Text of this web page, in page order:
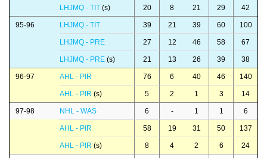
LHJMQ - TIT (s) 20 8 21 29 42
95-96 LHJMQ - TIT 39 21 39 60 100
LHJMQ - PRE 27 12 46 58 67
LHJMQ - PRE (s) 21 13 26 39 38
96-97 AHL - PIR 76 6 40 46 140
AHL - PIR (s) 5 2 1 3 14
97-98 NHL - WAS 6 - 1 1 6
AHL - PIR 58 19 31 50 137
AHL - PIR (s) 8 4 2 6 24